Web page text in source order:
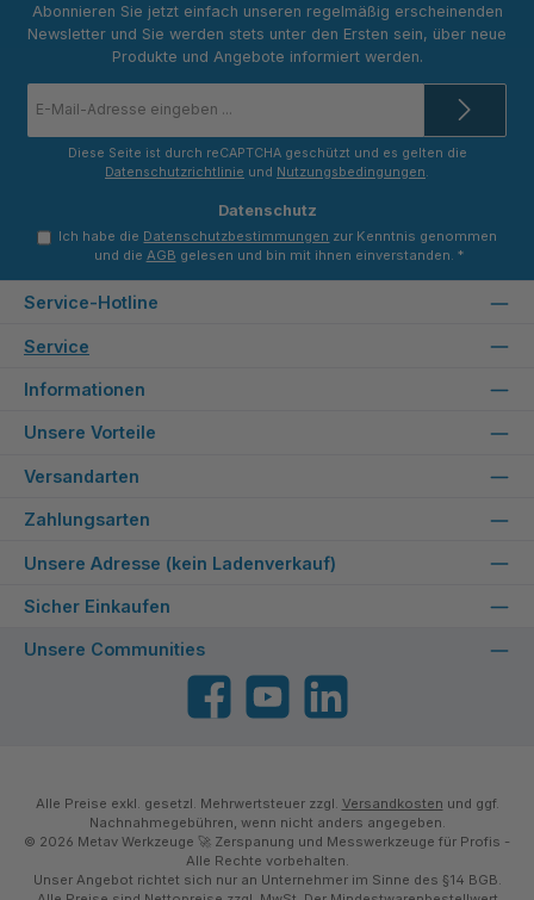
Abonnieren Sie jetzt einfach unseren regelmäßig erscheinenden
Newsletter und Sie werden stets unter den Ersten sein, über neue
Produkte und Angebote informiert werden.
Mail-
*
Diese Seite ist durch reCAPTCHA geschützt und es gelten die
Datenschutzrichtlinie und Nutzungsbedingungen.
Datenschutz
Ich habe die Datenschutzbestimmungen zur Kenntnis genommen
und die AGB gelesen und bin mit ihnen einverstanden. *
Service-Hotline
Service
Informationen
Unsere Vorteile
Versandarten
Zahlungsarten
Unsere Adresse (kein Ladenverkauf)
Sicher Einkaufen
Unsere Communities
FacebookYouTube
Alle Preise exkl. gesetzl. Mehrwertsteuer zzgl. Versandkosten und ggf.
Nachnahmegebühren, wenn nicht anders angegeben.
© 2026 Metav Werkzeuge 🚀 Zerspanung und Messwerkzeuge für Profis -
Alle Rechte vorbehalten.
Unser Angebot richtet sich nur an Unternehmer im Sinne des §14 BGB.